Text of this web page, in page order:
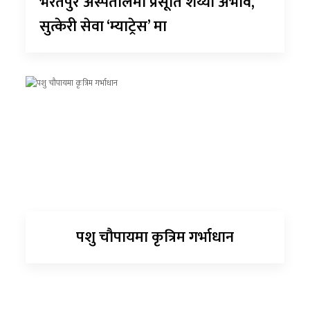
सुत्केरी सेवा ‘म्याट्रेस’ मा
पशु चौपायमा कृत्रिम गर्भाधान